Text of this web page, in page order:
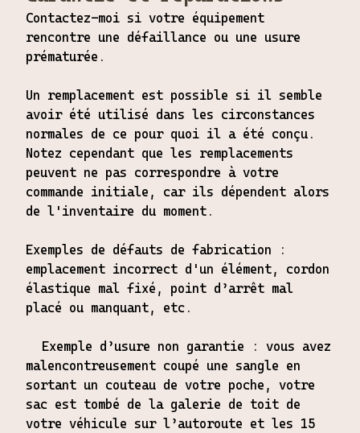
Contactez-moi si votre équipement
rencontre une défaillance ou une usure
prématurée.
Un remplacement est possible si il semble
avoir été utilisé dans les circonstances
normales de ce pour quoi il a été conçu.
Notez cependant que les remplacements
peuvent ne pas correspondre à votre
commande initiale, car ils dépendent alors
de l'inventaire du moment.
Exemples de défauts de fabrication :
emplacement incorrect d'un élément, cordon
élastique mal fixé, point d’arrêt mal
placé ou manquant, etc.
Exemple d’usure non garantie : vous avez
malencontreusement coupé une sangle en
sortant un couteau de votre poche, votre
sac est tombé de la galerie de toit de
votre véhicule sur l’autoroute et les 15